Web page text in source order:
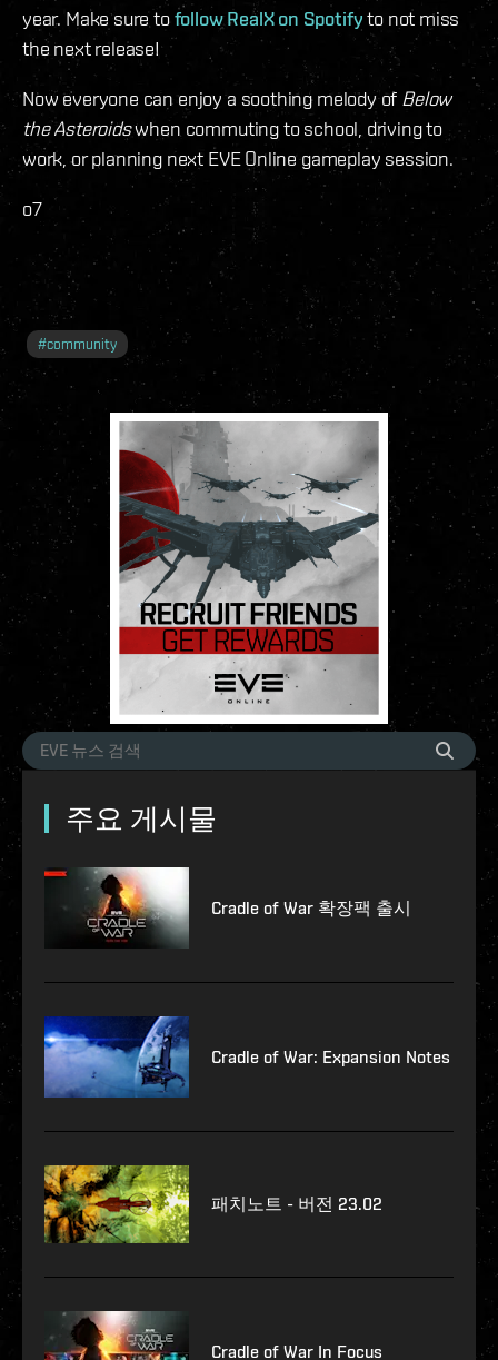
year. Make sure tofollow RealX on Spotifyto not miss
the next release!
Now everyone can enjoy a soothing melody of Below
the Asteroidswhen commuting to school, driving to
work, or planning next EVE Online gameplay session.
o7
#community
주요 게시물
Cradle of War 확장팩 출시
Cradle of War: Expansion Notes
패치노트 - 버전 23.02
Cradle of War In Focus